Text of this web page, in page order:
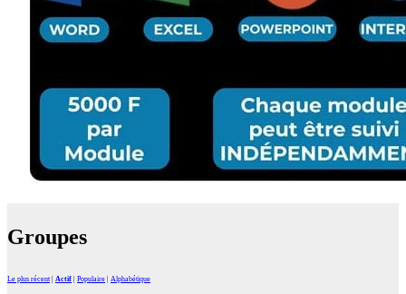
Groupes
Le plus récent Actif Populaire Alphabétique